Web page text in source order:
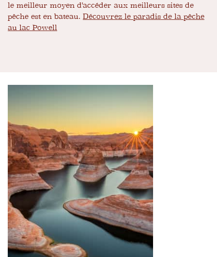
le meilleur moyen d'accéder aux meilleurs sites de
pêche est en bateau. Découvrez le paradis de la pêche
au lac Powell